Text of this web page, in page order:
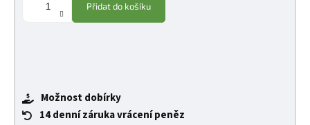
Přidat do košíku
Možnost dobírky
14 denní záruka vrácení peněz